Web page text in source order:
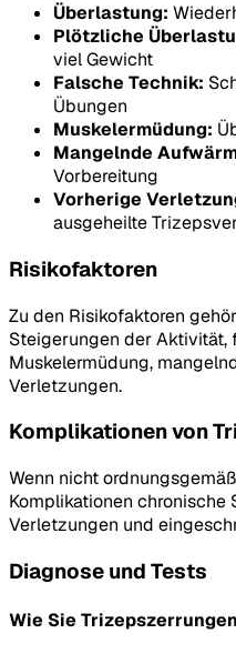
Überlastung:
Plötzliche
viel Gewicht
Falsche Technik:
Übungen
Muskelermüdung:
Mangelnde
Vorbereitung
Vorherige
ausgeheilte
Risikofaktoren
Zu den Risikofaktoren
Steigerungen der Aktivität,
Muskelermüdung,
Verletzungen.
Komplikationen von
Wenn nicht
Komplikationen chronische
Verletzungen und
Diagnose und Tests
Wie Sie